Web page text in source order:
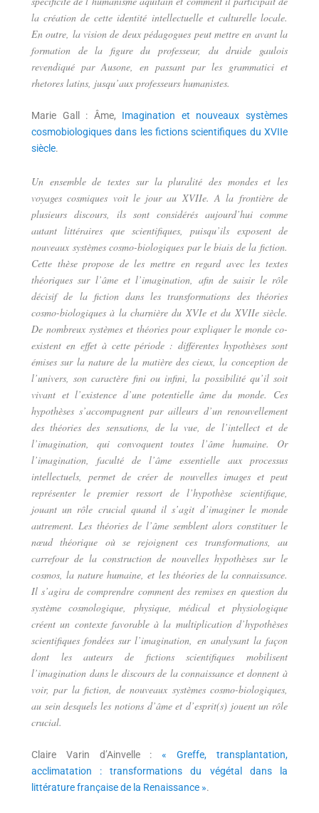
la création de cette identité intellectuelle et culturelle locale.
En outre, la vision de deux pédagogues peut mettre en avant la
formation de la figure du professeur, du druide gaulois
revendiqué par Ausone, en passant par les grammatici et
rhetores latins, jusqu’aux professeurs humanistes.
Marie Gall : Âme, Imagination et nouveaux systèmes
cosmobiologiques dans les fictions scientifiques du XVIIe
siècle.
Un ensemble de textes sur la pluralité des mondes et les
voyages cosmiques voit le jour au XVIIe. A la frontière de
plusieurs discours, ils sont considérés aujourd’hui comme
autant littéraires que scientifiques, puisqu’ils exposent de
nouveaux systèmes cosmo-biologiques par le biais de la fiction.
Cette thèse propose de les mettre en regard avec les textes
théoriques sur l’âme et l’imagination, afin de saisir le rôle
décisif de la fiction dans les transformations des théories
cosmo-biologiques à la charnière du XVIe et du XVIIe siècle.
De nombreux systèmes et théories pour expliquer le monde co-
existent en effet à cette période : différentes hypothèses sont
émises sur la nature de la matière des cieux, la conception de
l’univers, son caractère fini ou infini, la possibilité qu’il soit
vivant et l’existence d’une potentielle âme du monde. Ces
hypothèses s’accompagnent par ailleurs d’un renouvellement
des théories des sensations, de la vue, de l’intellect et de
l’imagination, qui convoquent toutes l’âme humaine. Or
l’imagination, faculté de l’âme essentielle aux processus
intellectuels, permet de créer de nouvelles images et peut
représenter le premier ressort de l’hypothèse scientifique,
jouant un rôle crucial quand il s’agit d’imaginer le monde
autrement. Les théories de l’âme semblent alors constituer le
nœud théorique où se rejoignent ces transformations, au
carrefour de la construction de nouvelles hypothèses sur le
cosmos, la nature humaine, et les théories de la connaissance.
Il s’agira de comprendre comment des remises en question du
système cosmologique, physique, médical et physiologique
créent un contexte favorable à la multiplication d’hypothèses
scientifiques fondées sur l’imagination, en analysant la façon
dont les auteurs de fictions scientifiques mobilisent
l’imagination dans le discours de la connaissance et donnent à
voir, par la fiction, de nouveaux systèmes cosmo-biologiques,
au sein desquels les notions d’âme et d’esprit(s) jouent un rôle
crucial.
Claire Varin d’Ainvelle :« Greffe, transplantation,
acclimatation : transformations du végétal dans la
littérature française de la Renaissance ».